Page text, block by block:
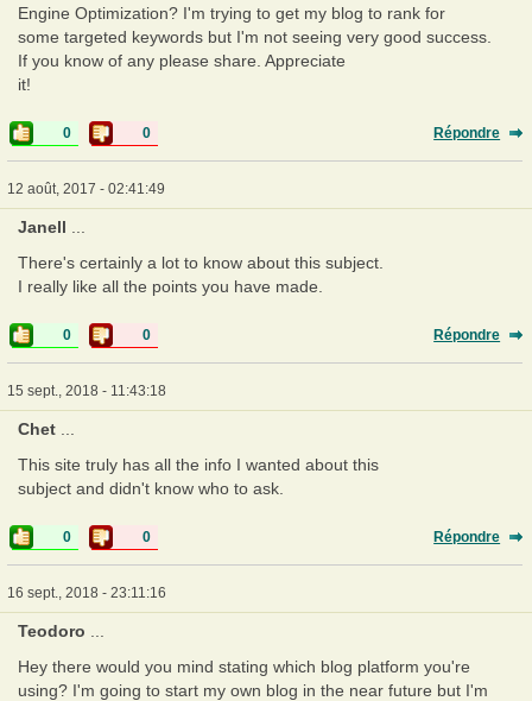
Engine Optimization? I'm trying to get my blog to rank for
some targeted keywords but I'm not seeing very good success.
If you know of any please share. Appreciate
it!
0 0 Répondre
12 août, 2017 - 02:41:49
Janell
There's certainly a lot to know about this subject.
I really like all the points you have made.
0 0 Répondre
15 sept., 2018 - 11:43:18
Chet
This site truly has all the info I wanted about this
subject and didn't know who to ask.
0 0 Répondre
16 sept., 2018 - 23:11:16
Teodoro
Hey there would you mind stating which blog platform you're
using? I'm going to start my own blog in the near future but I'm